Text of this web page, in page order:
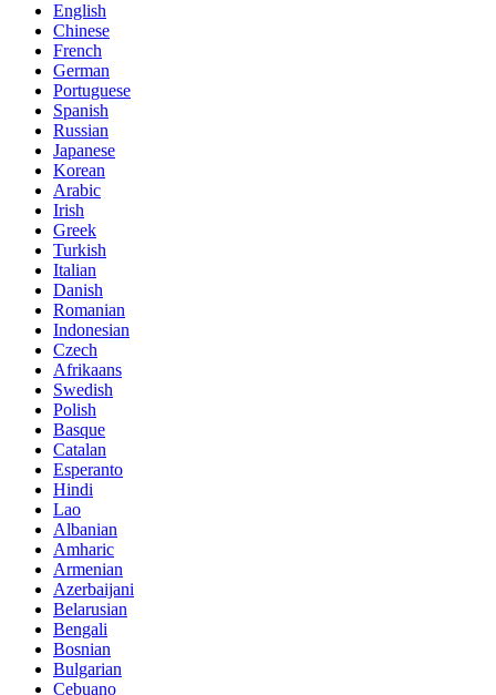
English
Chinese
French
German
Portuguese
Spanish
Russian
Japanese
Korean
Arabic
Irish
Greek
Turkish
Italian
Danish
Romanian
Indonesian
Czech
Afrikaans
Swedish
Polish
Basque
Catalan
Esperanto
Hindi
Lao
Albanian
Amharic
Armenian
Azerbaijani
Belarusian
Bengali
Bosnian
Bulgarian
Cebuano